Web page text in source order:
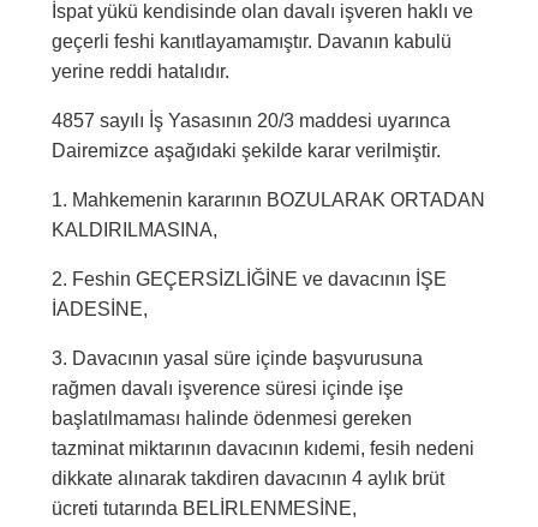
İspat yükü kendisinde olan davalı işveren haklı ve
geçerli feshi kanıtlayamamıştır. Davanın kabulü
yerine reddi hatalıdır.
4857 sayılı İş Yasasının 20/3 maddesi uyarınca
Dairemizce aşağıdaki şekilde karar verilmiştir.
1. Mahkemenin kararının BOZULARAK ORTADAN
KALDIRILMASINA,
2. Feshin GEÇERSİZLİĞİNE ve davacının İŞE
İADESİNE,
3. Davacının yasal süre içinde başvurusuna
rağmen davalı işverence süresi içinde işe
başlatılmaması halinde ödenmesi gereken
tazminat miktarının davacının kıdemi, fesih nedeni
dikkate alınarak takdiren davacının 4 aylık brüt
ücreti tutarında BELİRLENMESİNE,